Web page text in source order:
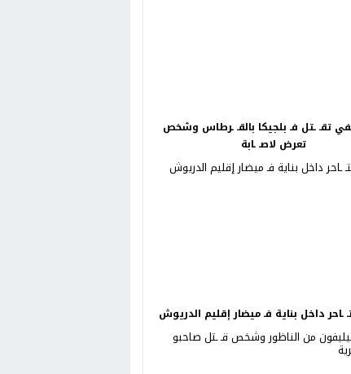
تقـ ـتل فـ بلجيكا بالقـ ـرطاس وشخص
تعرض لاصـ ـابة
ـاحر داخل بناية فـ ميضار إقليم الدريوش